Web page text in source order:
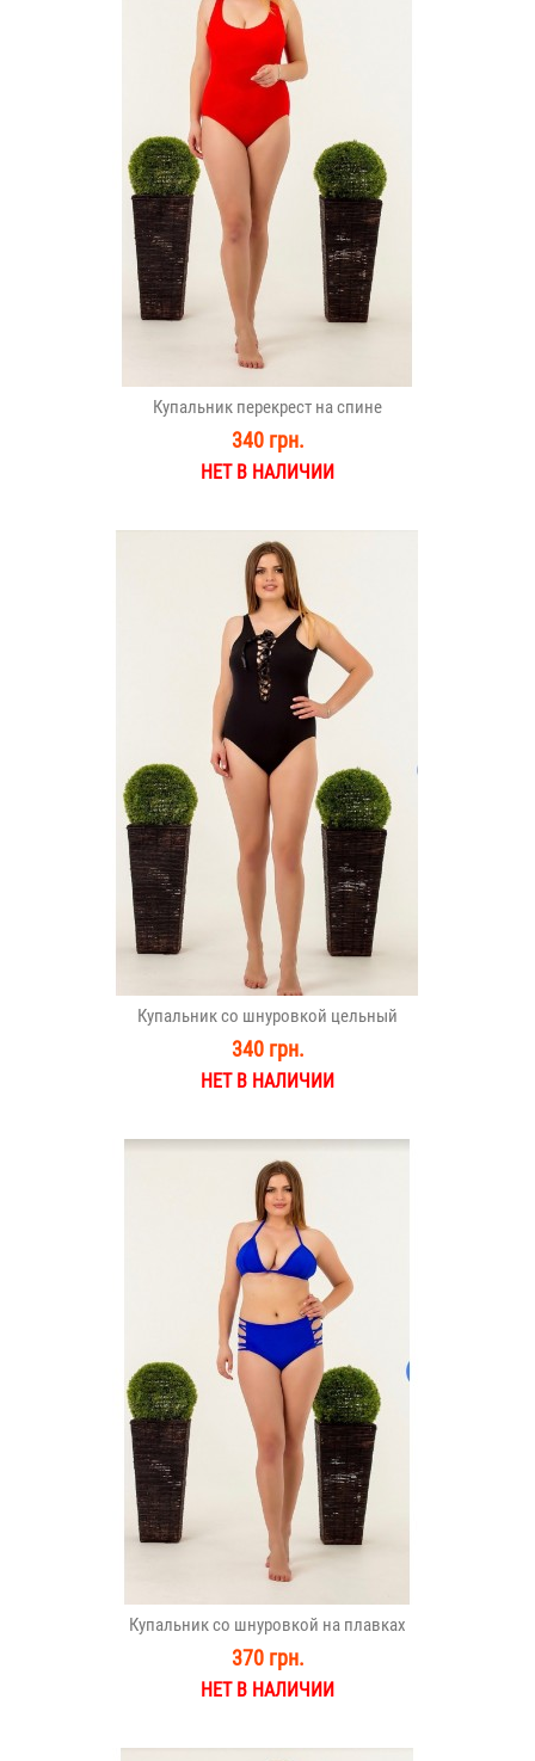
Купальник перекрест на спине
340 грн.
НЕТ В НАЛИЧИИ
Купальник со шнуровкой цельный
340 грн.
НЕТ В НАЛИЧИИ
Купальник со шнуровкой на плавках
370 грн.
НЕТ В НАЛИЧИИ